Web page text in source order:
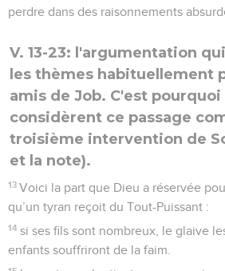
perdre dans des raisonnements
V. 13-23: l'argumentation
les thèmes habituellement
amis de Job. C'est
considèrent ce passage
troisième intervention de
et la note).
13 Voici la part que Dieu a réservée
qu’un tyran reçoit du Tout-Puissant :
14 si ses fils sont nombreux, le glaive
enfants souffriront de la faim.